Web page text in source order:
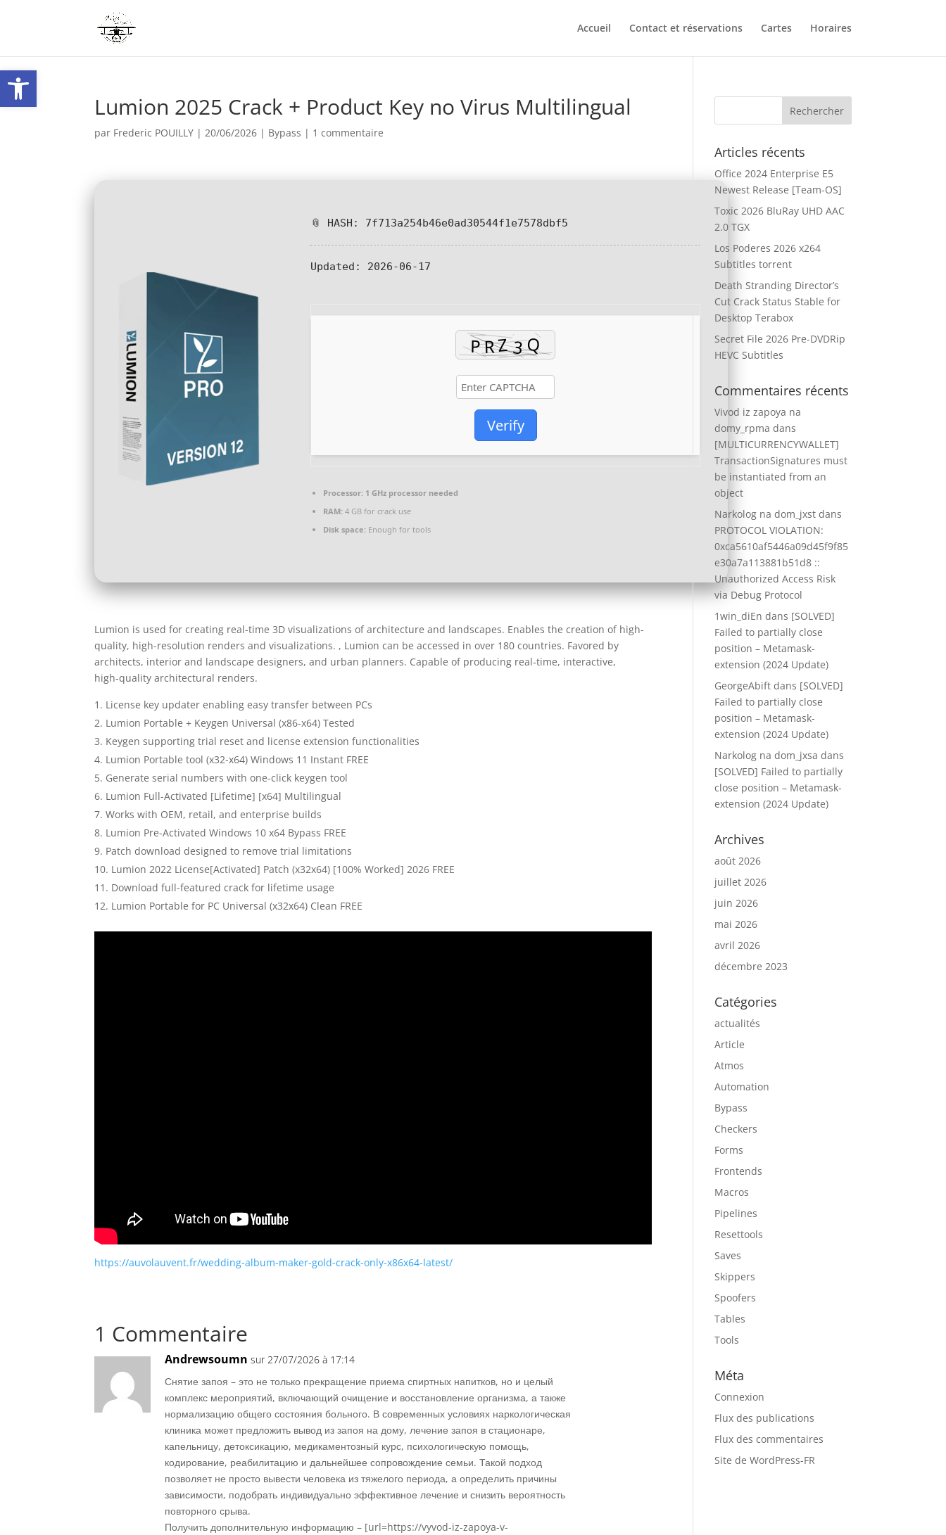
Ouvrir la barre d’outils
Accueil Contact et réservations Cartes Horaires
Lumion 2025 Crack + Product Key no Virus Multilingual
par Frederic POUILLY |20/06/2026 | Bypass | 1 commentaire
📎 HASH: 7f713a254b46e0ad30544f1e7578dbf5
Updated: 2026-06-17
Verify
Processor: 1 GHz processor needed
RAM: 4 GB for crack use
Disk space: Enough for tools
Lumion is used for creating real-time 3D visualizations of architecture and landscapes. Enables the creation of high-
quality, high-resolution renders and visualizations. , Lumion can be accessed in over 180 countries. Favored by
architects, interior and landscape designers, and urban planners. Capable of producing real‑time, interactive,
high‑quality architectural renders.
License key updater enabling easy transfer between PCs
Lumion Portable + Keygen Universal (x86-x64) Tested
Keygen supporting trial reset and license extension functionalities
Lumion Portable tool (x32-x64) Windows 11 Instant FREE
Generate serial numbers with one-click keygen tool
Lumion Full-Activated [Lifetime] [x64] Multilingual
Works with OEM, retail, and enterprise builds
Lumion Pre-Activated Windows 10 x64 Bypass FREE
Patch download designed to remove trial limitations
Lumion 2022 License[Activated] Patch (x32x64) [100% Worked] 2026 FREE
Download full-featured crack for lifetime usage
Lumion Portable for PC Universal (x32x64) Clean FREE
https://auvolauvent.fr/wedding-album-maker-gold-crack-only-x86x64-latest/
1 Commentaire
Andrewsoumn sur 27/07/2026 à 17:14
Снятие запоя – это не только прекращение приема спиртных напитков, но и целый
комплекс мероприятий, включающий очищение и восстановление организма, а также
нормализацию общего состояния больного. В современных условиях наркологическая
клиника может предложить вывод из запоя на дому, лечение запоя в стационаре,
капельницу, детоксикацию, медикаментозный курс, психологическую помощь,
кодирование, реабилитацию и дальнейшее сопровождение семьи. Такой подход
позволяет не просто вывести человека из тяжелого периода, а определить причины
зависимости, подобрать индивидуально эффективное лечение и снизить вероятность
повторного срыва.
Получить дополнительную информацию – [url=https://vyvod-iz-zapoya-v-
Articles récents
Office 2024 Enterprise E5
Newest Release [Team-OS]
Toxic 2026 BluRay UHD AAC
2.0 TGX
Los Poderes 2026 x264
Subtitles torrent
Death Stranding Director’s
Cut Crack Status Stable for
Desktop Terabox
Secret File 2026 Pre-DVDRip
HEVC Subtitles
Commentaires récents
Vivod iz zapoya na
domy_rpma dans
[MULTICURRENCYWALLET]
TransactionSignatures must
be instantiated from an
object
Narkolog na dom_jxst dans
PROTOCOL VIOLATION:
0xca5610af5446a09d45f9f85
e30a7a113881b51d8 ::
Unauthorized Access Risk
via Debug Protocol
1win_diEn dans [SOLVED]
Failed to partially close
position – Metamask-
extension (2024 Update)
GeorgeAbift dans [SOLVED]
Failed to partially close
position – Metamask-
extension (2024 Update)
Narkolog na dom_jxsa dans
[SOLVED] Failed to partially
close position – Metamask-
extension (2024 Update)
Archives
août 2026
juillet 2026
juin 2026
mai 2026
avril 2026
décembre 2023
Catégories
actualités
Article
Atmos
Automation
Bypass
Checkers
Forms
Frontends
Macros
Pipelines
Resettools
Saves
Skippers
Spoofers
Tables
Tools
Méta
Connexion
Flux des publications
Flux des commentaires
Site de WordPress-FR